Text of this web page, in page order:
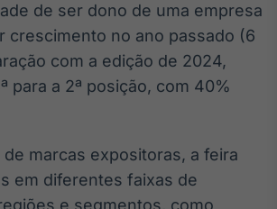
Componentes
funcionalidades
Broadcast
dados para
displays e telas
de ser dono de uma empresa
crescimento no ano passado (6
com a edição de 2024,
para a 2ª posição, com 40%
marcas expositoras, a feira
em diferentes faixas de
e segmentos, como